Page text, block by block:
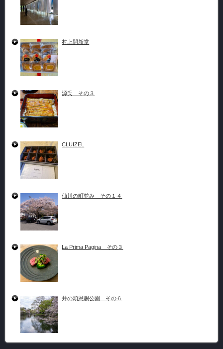
村上開新堂
源氏 その３
CLUIZEL
仙川の町並み その１４
La Prima Pagina その３
井の頭恩賜公園 その６